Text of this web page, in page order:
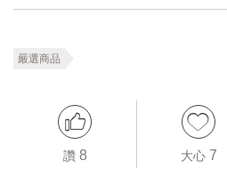
嚴選商品
讚 8 大心 7